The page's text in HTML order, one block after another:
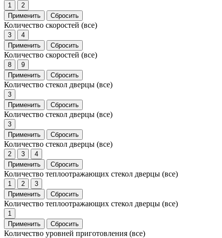
1
2
Применить
Сбросить
Количество скоростей (все)
3
4
Применить
Сбросить
Количество скоростей (все)
8
9
Применить
Сбросить
Количество стекол дверцы (все)
3
Применить
Сбросить
Количество стекол дверцы (все)
3
Применить
Сбросить
Количество стекол дверцы (все)
2 3
4
Применить
Сбросить
Количество теплоотражающих стекол дверцы (все)
1 2
3
Применить
Сбросить
Количество теплоотражающих стекол дверцы (все)
1
Применить
Сбросить
Количество уровней приготовления (все)